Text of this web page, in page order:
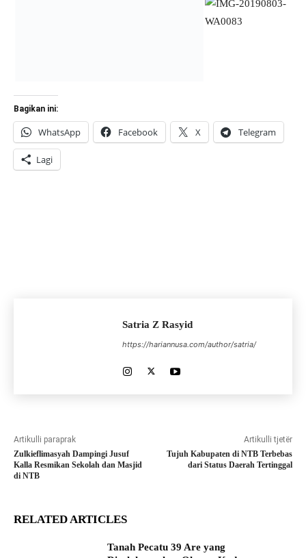
Bagikan ini:
WhatsApp Facebook X Telegram
Lagi
Satria Z Rasyid
https://hariannusa.com/author/satria/
Artikulli paraprak
Zulkieflimasyah Dampingi Jusuf
Kalla Resmikan Sekolah dan Masjid
di NTB
Artikulli tjetër
Tujuh Kabupaten di NTB Terbebas
dari Status Daerah Tertinggal
RELATED ARTICLES
Tanah Pecatu 39 Are yang